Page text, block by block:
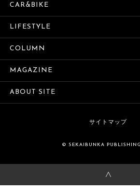
CAR&BIKE
LIFESTYLE
COLUMN
MAGAZINE
ABOUT SITE
サイトマップ
© SEKAIBUNKA